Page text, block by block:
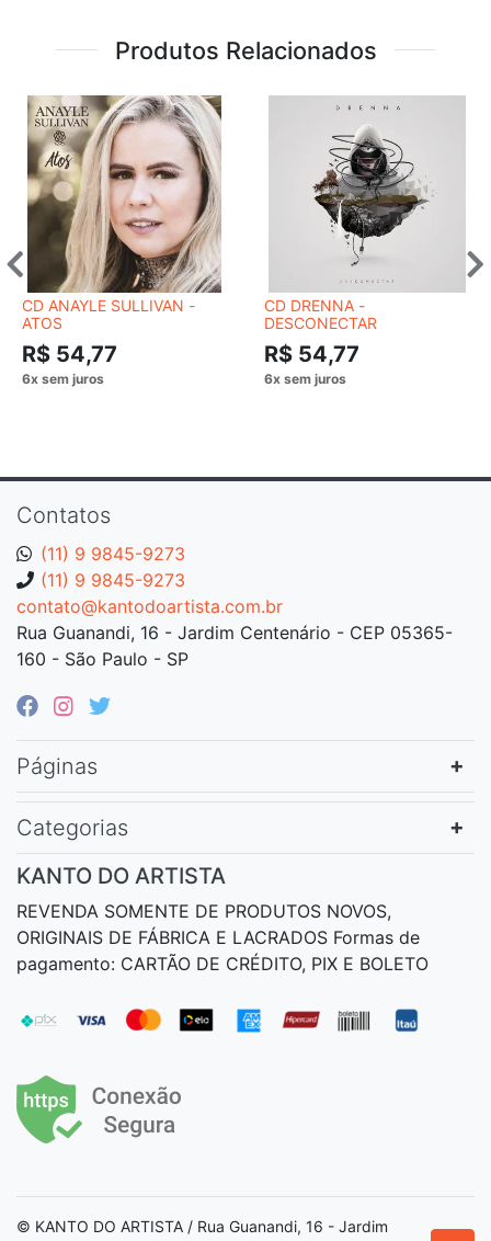
Produtos Relacionados
CD ANAYLE SULLIVAN -
ATOS
R$ 54,77
CD DRENNA -
DESCONECTAR
R$ 54,77
Contatos
(11) 9 9845-9273
(11) 9 9845-9273
contato@kantodoartista.com.br
Rua Guanandi, 16 - Jardim Centenário - CEP 05365-
160 - São Paulo - SP
Páginas
Categorias
KANTO DO ARTISTA
REVENDA SOMENTE DE PRODUTOS NOVOS,
ORIGINAIS DE FÁBRICA E LACRADOS Formas de
pagamento: CARTÃO DE CRÉDITO, PIX E BOLETO
© KANTO DO ARTISTA / Rua Guanandi, 16 - Jardim